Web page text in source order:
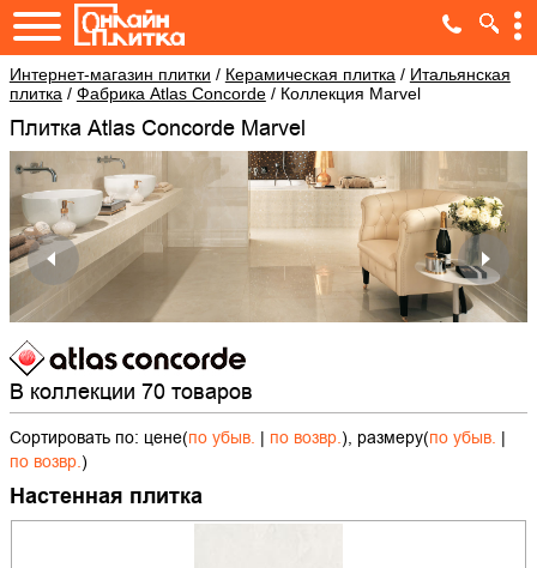
Интернет-магазин плитки / Керамическая плитка / Итальянская
плитка / Фабрика Atlas Concorde/ Коллекция Marvel
Плитка Atlas Concorde Marvel
В коллекции 70 товаров
Сортировать по: цене(по убыв. | по возвр.), размеру(по убыв. |
по возвр.)
Настенная плитка